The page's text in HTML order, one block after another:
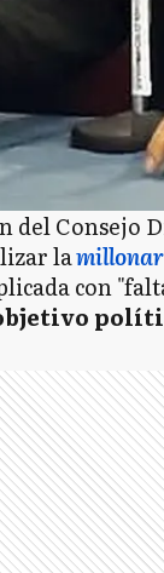
del Consejo
la
con